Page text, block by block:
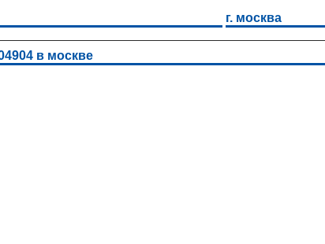
г. москва
в москве